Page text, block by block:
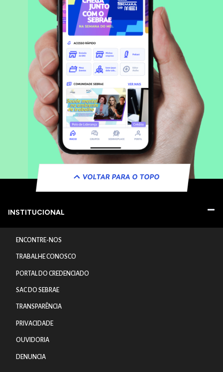
VOLTAR PARA O TOPO
INSTITUCIONAL
ENCONTRE-NOS
TRABALHE CONOSCO
PORTAL DO CREDENCIADO
SAC DO SEBRAE
TRANSPARÊNCIA
PRIVACIDADE
OUVIDORIA
DENUNCIA